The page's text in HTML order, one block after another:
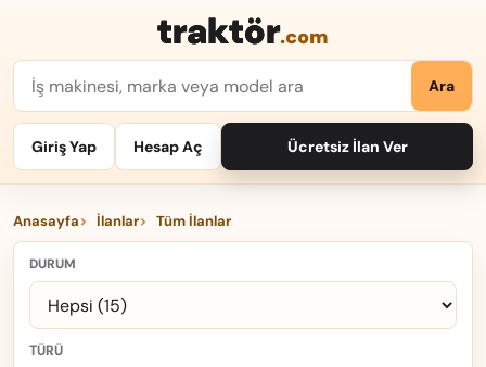
traktör.com
Ara
Giriş Yap Hesap Aç Ücretsiz İlan Ver
Anasayfa İlanlar Tüm İlanlar
DURUM
TÜRÜ